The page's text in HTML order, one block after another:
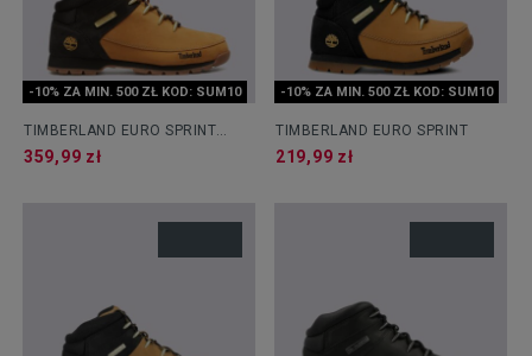
-10% ZA MIN. 500 ZŁ KOD: SUM10
TIMBERLAND EURO SPRINT
HIKER
359,99 zł
-10% ZA MIN. 500 ZŁ KOD: SUM10
TIMBERLAND EURO SPRINT
219,99 zł